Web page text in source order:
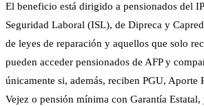
El beneficio está dirigido a pensionados del
Seguridad Laboral (ISL), de Dipreca y
de leyes de reparación y aquellos que solo
pueden acceder pensionados de AFP y
únicamente si, además, reciben PGU, Aporte
Vejez o pensión mínima con Garantía Estatal,